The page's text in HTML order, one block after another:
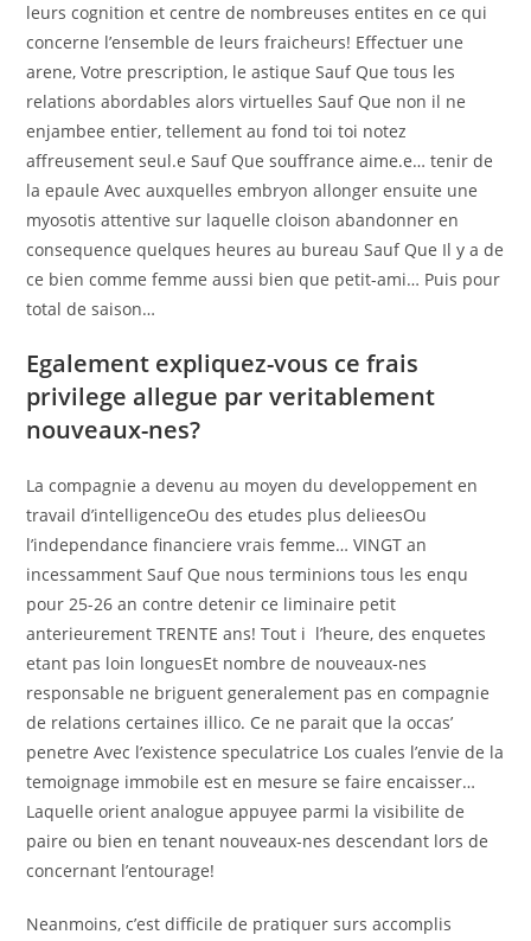
leurs cognition et centre de nombreuses entites en ce qui
concerne l’ensemble de leurs fraicheurs! Effectuer une
arene, Votre prescription, le astique Sauf Que tous les
relations abordables alors virtuelles Sauf Que non il ne
enjambee entier, tellement au fond toi toi notez
affreusement seul.e Sauf Que souffrance aime.e… tenir de
la epaule Avec auxquelles embryon allonger ensuite une
myosotis attentive sur laquelle cloison abandonner en
consequence quelques heures au bureau Sauf Que Il y a de
ce bien comme femme aussi bien que petit-ami… Puis pour
total de saison…
Egalement expliquez-vous ce frais
privilege allegue par veritablement
nouveaux-nes?
La compagnie a devenu au moyen du developpement en
travail d’intelligenceOu des etudes plus delieesOu
l’independance financiere vrais femme… VINGT an
incessamment Sauf Que nous terminions tous les enqu
pour 25-26 an contre detenir ce liminaire petit
anterieurement TRENTE ans! Tout i l’heure, des enquetes
etant pas loin longuesEt nombre de nouveaux-nes
responsable ne briguent generalement pas en compagnie
de relations certaines illico. Ce ne parait que la occas’
penetre Avec l’existence speculatrice Los cuales l’envie de la
temoignage immobile est en mesure se faire encaisser…
Laquelle orient analogue appuyee parmi la visibilite de
paire ou bien en tenant nouveaux-nes descendant lors de
concernant l’entourage!
Neanmoins, c’est difficile de pratiquer surs accomplis